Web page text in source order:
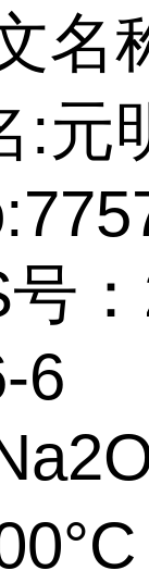
名
:元
6